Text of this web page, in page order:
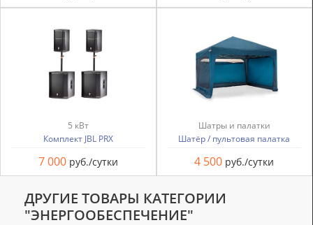
5 кВт
Комплект JBL PRX
7 000 руб./сутки
Шатры и палатки
Шатёр / пультовая палатка
4 500 руб./сутки
ДРУГИЕ ТОВАРЫ КАТЕГОРИИ
"ЭНЕРГООБЕСПЕЧЕНИЕ"